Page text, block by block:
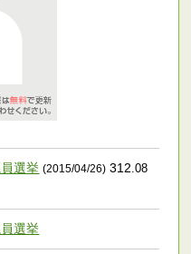
選挙 (2015/04/26) 312.08
選挙